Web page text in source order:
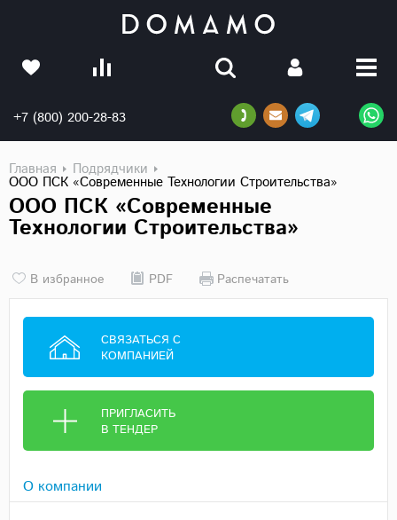
+7 (800) 200-28-83
Главная Подрядчики
ООО ПСК «Современные Технологии Строительства»
ООО ПСК «Современные
Технологии Строительства»
В избранное PDF Распечатать
СВЯЗАТЬСЯ С
КОМПАНИЕЙ
ПРИГЛАСИТЬ
В ТЕНДЕР
О компании